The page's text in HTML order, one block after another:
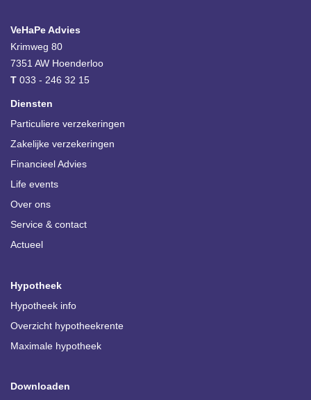
VeHaPe Advies
Krimweg 80
7351 AW Hoenderloo
T 033 - 246 32 15
Diensten
Particuliere verzekeringen
Zakelijke verzekeringen
Financieel Advies
Life events
Over ons
Service & contact
Actueel
Hypotheek
Hypotheek info
Overzicht hypotheekrente
Maximale hypotheek
Downloaden